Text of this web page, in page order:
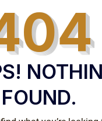
FOUND.